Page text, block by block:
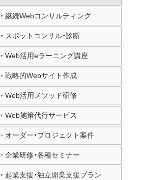
継続Webコンサルティング
スポットコンサル・診断
Web活用eラーニング講座
戦略的Webサイト作成
Web活用メソッド研修
Web施策代行サービス
オーダー・プロジェクト案件
企業研修・各種セミナー
起業支援・独立開業支援プラン